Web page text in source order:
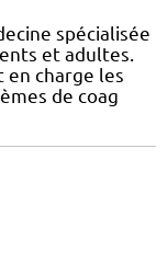
spécialisée
et adultes.
en charge les
de coag